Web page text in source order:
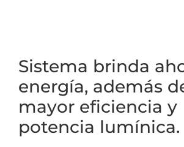
Sistema brinda
energía, además
mayor eficiencia y
potencia lumínica.